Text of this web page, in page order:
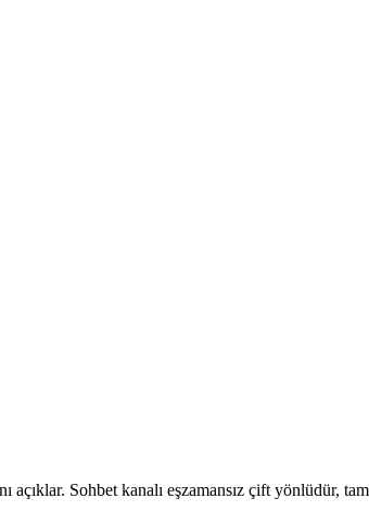
açıklar. Sohbet kanalı eşzamansız çift yönlüdür,